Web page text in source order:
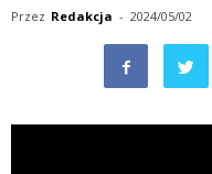
Przez Redakcja - 2024/05/02